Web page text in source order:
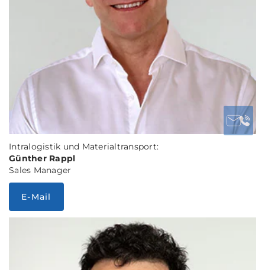
Intralogistik und Materialtransport:
Günther Rappl
Sales Manager
E-Mail